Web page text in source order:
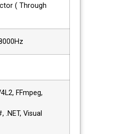
( Through
FFmpeg,
.NET, Visual